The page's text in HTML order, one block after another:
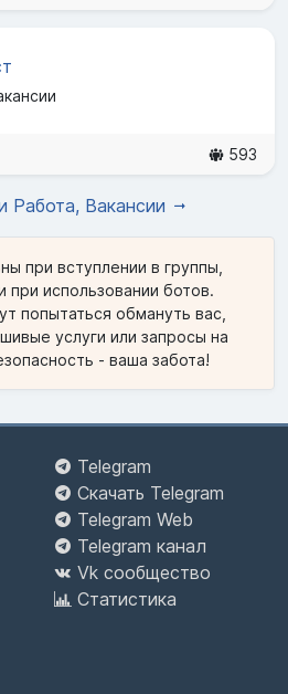
593
Работа, Вакансии
при вступлении в группы,
при использовании ботов.
попытаться обмануть вас,
услуги или запросы на
- ваша забота!
Telegram
Скачать Telegram
Telegram Web
Telegram канал
Vk сообщество
Статистика